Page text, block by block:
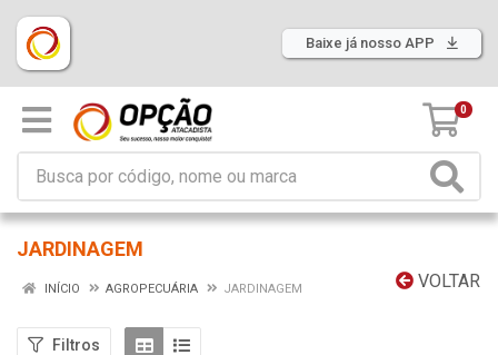
Baixe já nosso APP
0
JARDINAGEM
VOLTAR
INÍCIO AGROPECUÁRIA JARDINAGEM
Filtros